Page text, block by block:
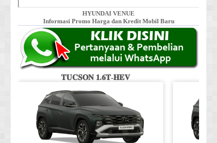
HYUNDAI VENUE
Informasi Promo Harga dan Kredit Mobil Baru
𝐓𝐔𝐂𝐒𝐎𝐍 𝟏.𝟔𝐓-𝐇𝐄𝐕